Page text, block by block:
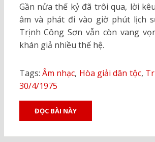
Gần nửa thế kỷ đã trôi qua, lời
âm và phát đi vào giờ phút lịch
Trịnh Công Sơn vẫn còn vang
khán giả nhiều thế hệ.
Tags: Âm nhạc, Hòa giải dân tộc,
30/4/1975
ĐỌC BÀI NÀY